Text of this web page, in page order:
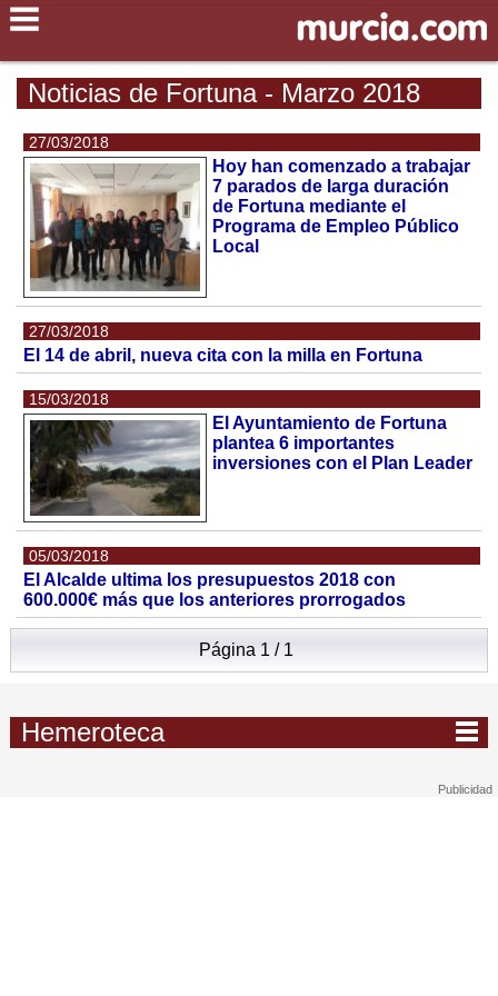
Noticias de Fortuna - Marzo 2018
27/03/2018
Hoy han comenzado a trabajar
7 parados de larga duración
de Fortuna mediante el
Programa de Empleo Público
Local
27/03/2018
El 14 de abril, nueva cita con la milla en Fortuna
15/03/2018
El Ayuntamiento de Fortuna
plantea 6 importantes
inversiones con el Plan Leader
05/03/2018
El Alcalde ultima los presupuestos 2018 con
600.000€ más que los anteriores prorrogados
Página 1 / 1
Hemeroteca